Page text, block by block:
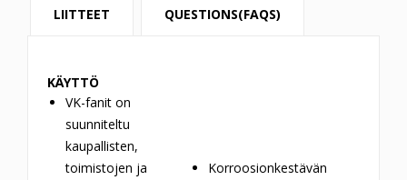
LIITTEET QUESTIONS(FAQS)
KÄYTTÖ
VK-fanit on
suunniteltu
kaupallisten,
toimistojen ja
Korroosionkestävän